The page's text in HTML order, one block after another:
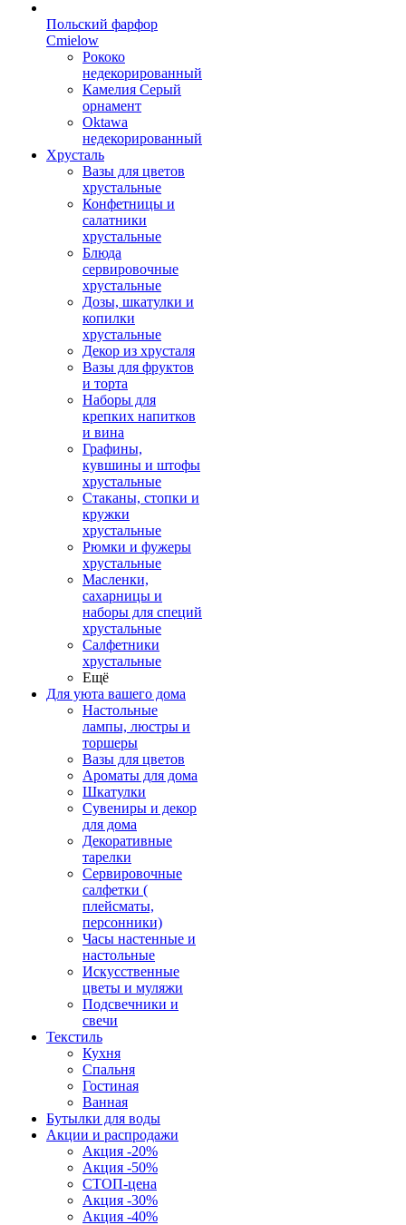
Польский фарфор
Сmielow
Рококо
недекорированный
Камелия Серый
орнамент
Oktawa
недекорированный
Хрусталь
Вазы для цветов
хрустальные
Конфетницы и
салатники
хрустальные
Блюда
сервировочные
хрустальные
Дозы, шкатулки и
копилки
хрустальные
Декор из хрусталя
Вазы для фруктов
и торта
Наборы для
крепких напитков
и вина
Графины,
кувшины и штофы
хрустальные
Стаканы, стопки и
кружки
хрустальные
Рюмки и фужеры
хрустальные
Масленки,
сахарницы и
наборы для специй
хрустальные
Салфетники
хрустальные
Ещё
Для уюта вашего дома
Настольные
лампы, люстры и
торшеры
Вазы для цветов
Ароматы для дома
Шкатулки
Сувениры и декор
для дома
Декоративные
тарелки
Сервировочные
салфетки (
плейсматы,
персонники)
Часы настенные и
настольные
Искусственные
цветы и муляжи
Подсвечники и
свечи
Текстиль
Кухня
Спальня
Гостиная
Ванная
Бутылки для воды
Акции и распродажи
Акция -20%
Акция -50%
СТОП-цена
Акция -30%
Акция -40%